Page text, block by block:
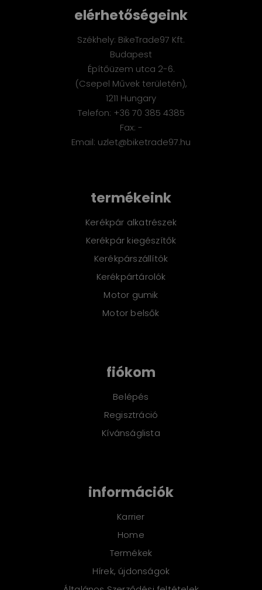
elérhetőségeink
Székhely: BikeTrade97 Kft.
Budapest
Építőüzem utca 2-6.
(Csepel Művek területén),
1211 Hungary
Telefon: +36 70 385 4385
Fax: -
Email: uzlet@biketrade97.hu
termékeink
Kerékpár alkatrészek
Kerékpár kiegészítők
Kerékpárszállítók
Kerékpártárolók
Motor gumik
Motor belsők
fiókom
Belépés
Regisztráció
Kívánságlista
információk
Karrier
Home
Termékek
Hírek, újdonságok